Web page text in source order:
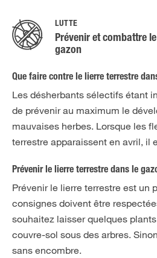
LUTTE
Prévenir et combattre
gazon
Que faire contre le lierre terrestre
Les désherbants sélectifs étant
de prévenir au maximum le
mauvaises herbes. Lorsque les
terrestre apparaissent en avril, il
Prévenir le lierre terrestre dans le
Prévenir le lierre terrestre est un
consignes doivent être
souhaitez laisser quelques
couvre-sol sous des arbres.
sans encombre.